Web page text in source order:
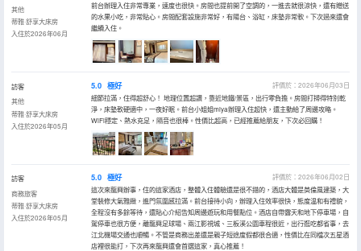
其他
蒂雅·舒享大床房
入住於2026年06月
前台辦理入住非常專業，速度也很快。房間也提前開了空調的，一進去就很涼快，還有贈送
的水果小吃，非常貼心。房間配套設施非常好，有陽台、浴缸，床墊非常軟。下次過來還會
繼續入住。
訪客
其他
蒂雅·舒享大床房
入住於2026年05月
5.0 極好
評價於：2026年06月03日
細節拉滿，住得超舒心！ 地理位置超讚，靠近地鐵/景區，出行零負擔。房間打掃得特別乾
淨，床墊軟硬適中，一夜好眠。前台小姐姐miya辦理入住超快，還主動給了周邊攻略。
WiFi穩定、熱水充足，隔音也很棒。性價比超高，已經推薦給朋友，下次必回購！
訪客
商務旅客
蒂雅·舒享大床房
入住於2026年05月
5.0 極好
評價於：2026年06月02日
這次來龍興辦事，住的這家酒店，整體入住體驗還是很不錯的，酒店大體是英倫風建築，大
堂裝修大氣雅緻，進門氛圍感拉滿。前台接待小向，辦理入住效率很快，態度温和有禮貌，
全程沒有多餘等待，還貼心介紹告知周邊遊玩和用餐點位。酒店自帶露天和地下停車場，自
駕停車也很方便，離龍興足球場、兩江影視城、三板溪公園車程很近，出行逛吃都省事，去
江北機場交通也順暢。不管是商務出差還是親子短途度假都很合適，性價比在同檔次五星酒
店裡很能打，下次再來龍興還會首選這家，真心推薦！